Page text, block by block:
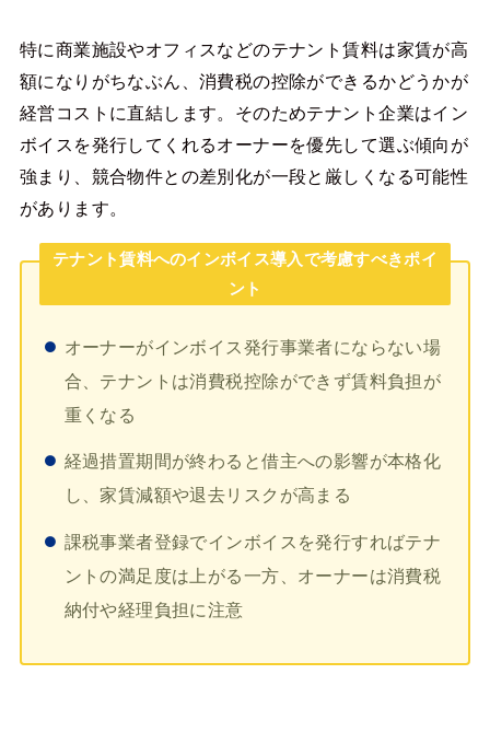
特に商業施設やオフィスなどのテナント賃料は家賃が高
額になりがちなぶん、消費税の控除ができるかどうかが
経営コストに直結します。そのためテナント企業はイン
ボイスを発行してくれるオーナーを優先して選ぶ傾向が
強まり、競合物件との差別化が一段と厳しくなる可能性
があります。
テナント賃料へのインボイス導入で考慮すべきポイ
ント
オーナーがインボイス発行事業者にならない場
合、テナントは消費税控除ができず賃料負担が
重くなる
経過措置期間が終わると借主への影響が本格化
し、家賃減額や退去リスクが高まる
課税事業者登録でインボイスを発行すればテナ
ントの満足度は上がる一方、オーナーは消費税
納付や経理負担に注意